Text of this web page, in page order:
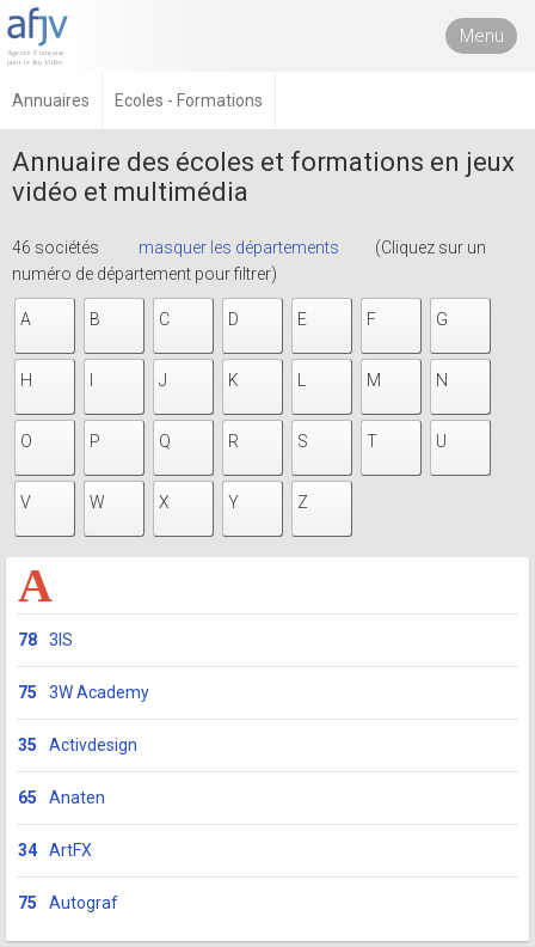
Menu
Annuaires Ecoles - Formations
Annuaire des écoles et formations en jeux
vidéo et multimédia
46 sociétés masquer les départements
(Cliquez sur un
numéro de département pour filtrer)
A B C D E F G
H J K M N
O P Q R S T U
V W X Y Z
A
78 3IS
75 3W Academy
35 Activdesign
65 Anaten
34 ArtFX
75 Autograf